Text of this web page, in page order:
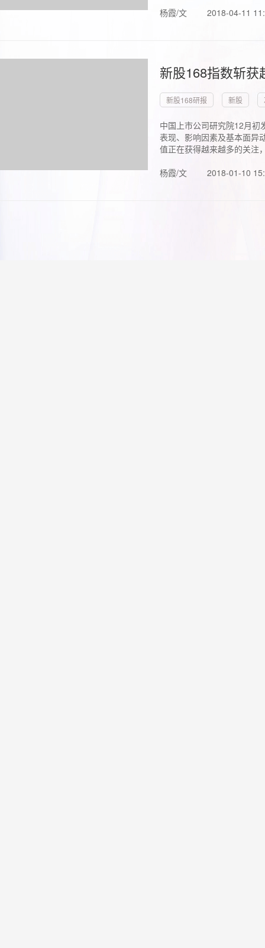
杨霞/文 2018-04-11
新股168指数斩
新股168研报 新股
中国上市公司研究院12月初
表现、影响因素及基本面异
值正在获得越来越多的关注
杨霞/文
2018-01-10